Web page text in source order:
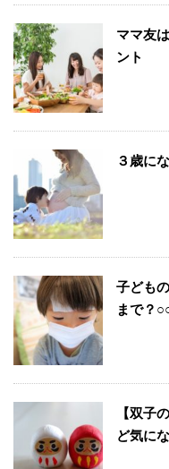
ママ友
ント
３歳に
子ども
まで？
【双子
ど気に